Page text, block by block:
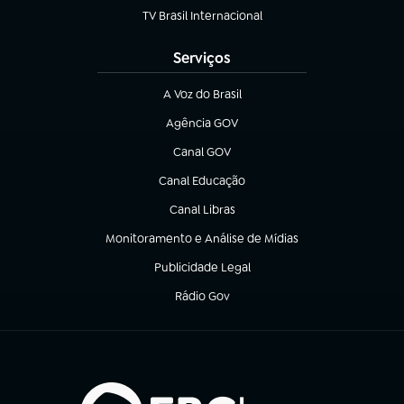
TV Brasil Internacional
(abre em nova aba)
Serviços
A Voz do Brasil
(abre em nova aba)
Agência GOV
(abre em nova aba)
Canal GOV
(abre em nova aba)
Canal Educação
(abre em nova aba)
Canal Libras
(abre em nova aba)
Monitoramento e Análise de Mídias
(abre em nova aba)
Publicidade Legal
(abre em nova aba)
Rádio Gov
(abre em nova aba)